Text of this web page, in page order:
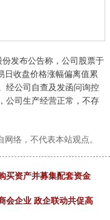
发布公告称，公司股票于
收盘价格涨幅偏离值累
经公司自查及发函问询控
公司生产经营正常，不存
络，不代表本站观点。
买资产并募集配套资金
会企业 政企联动共促高